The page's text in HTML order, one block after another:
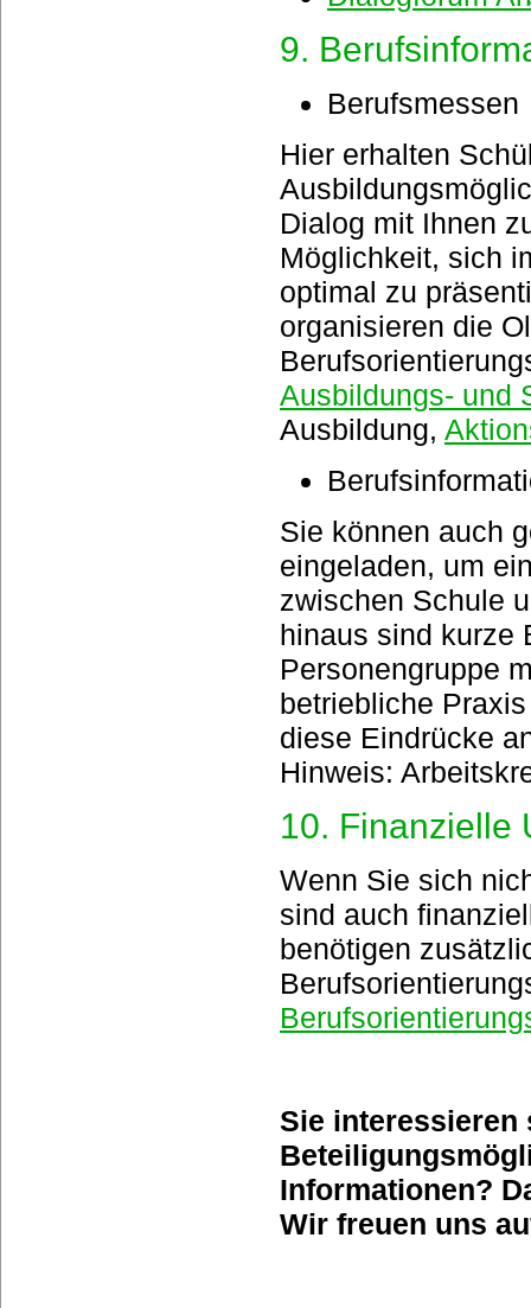
9.
Berufsmessen
Hier erhalten
Dialog mit Ihnen
Möglichkeit, sich
optimal zu
organisieren die
Ausbildungs- und
Ausbildung,
Sie können auch
eingeladen, um
zwischen Schule
hinaus sind kurze
Personengruppe
betriebliche
diese Eindrücke
Hinweis:
10. Finanzielle
Wenn Sie sich
sind auch
benötigen
Sie interessieren
Informationen?
Wir freuen uns